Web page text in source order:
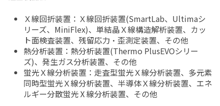
Ｘ線回折装置：Ｘ線回折装置(SmartLab、Ultimaシ
リーズ、MiniFlex)、単結晶Ｘ線構造解析装置、カッ
ト面検査装置、残留応力・歪測定装置、その他
熱分析装置：熱分析装置(Thermo PlusEVOシリー
ズ)、発生ガス分析装置、その他
蛍光Ｘ線分析装置：走査型蛍光Ｘ線分析装置、多元素
同時型蛍光Ｘ線分析装置、半導体Ｘ線分析装置、エネ
ルギー分散蛍光Ⅹ線分析装置、その他